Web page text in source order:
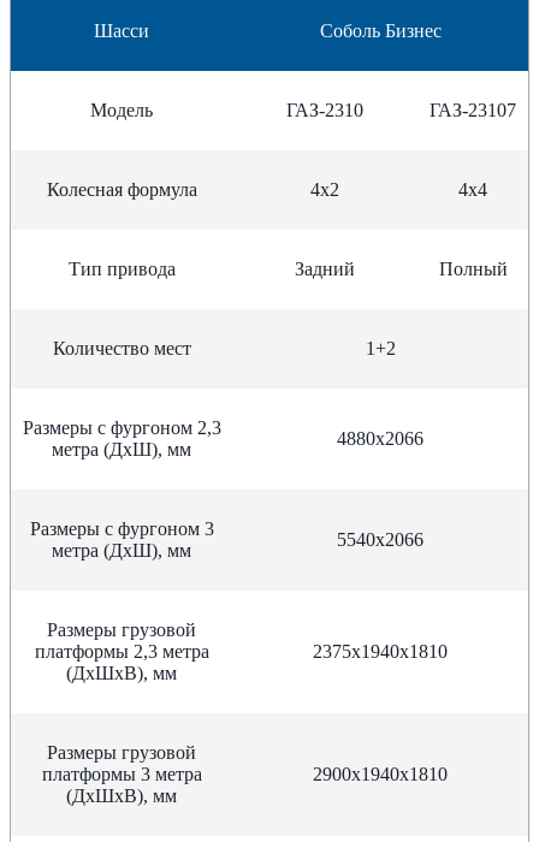
Шасси Соболь Бизнес
Модель ГАЗ-2310 ГАЗ-23107
Колесная формула 4х2 4х4
Тип привода Задний Полный
Количество мест 1+2
Размеры с фургоном 2,3
метра (ДхШ), мм
4880х2066
Размеры с фургоном 3
метра (ДхШ), мм
5540х2066
Размеры грузовой
платформы 2,3 метра
(ДхШхВ), мм
2375х1940х1810
Размеры грузовой
платформы 3 метра
(ДхШхВ), мм
2900х1940х1810